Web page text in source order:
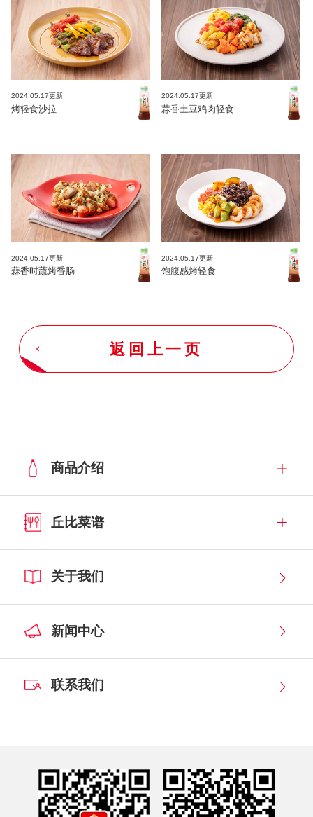
2024.05.17更新
烤轻食沙拉
2024.05.17更新
蒜香土豆鸡肉轻食
2024.05.17更新
蒜香时蔬烤香肠
2024.05.17更新
饱腹感烤轻食
返回上一页
商品介绍
丘比菜谱
关于我们
新闻中心
联系我们